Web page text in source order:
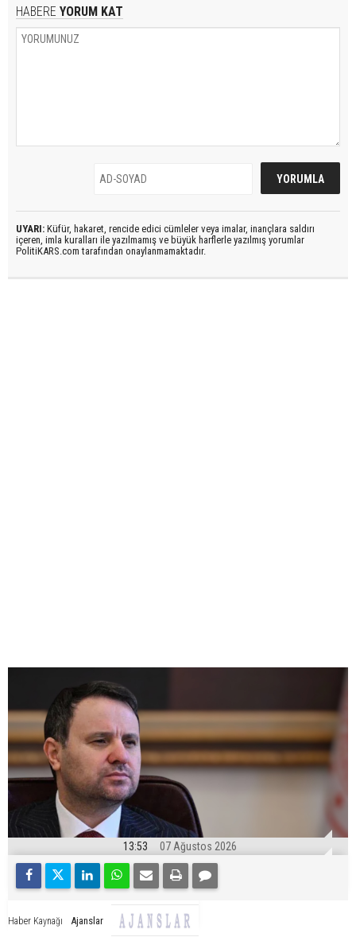
HABERE YORUM KAT
UYARI: Küfür, hakaret, rencide edici cümleler veya imalar, inançlara saldırı
içeren, imla kuralları ile yazılmamış ve büyük harflerle yazılmış yorumlar
PolitiKARS.com tarafından onaylanmamaktadır.
13:53 07 Ağustos 2026
Haber Kaynağı Ajanslar